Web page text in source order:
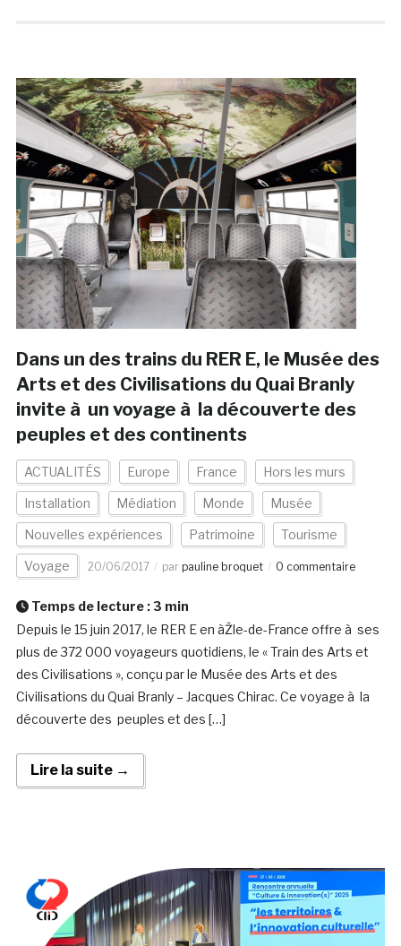
Dans un des trains du RER E, le Musée des
Arts et des Civilisations du Quai Branly
invite à un voyage à la découverte des
peuples et des continents
ACTUALITÉS Europe France Hors les murs
Installation Médiation Monde Musée
Nouvelles expériences Patrimoine Tourisme
Voyage 20/06/2017 par pauline broquet 0 commentaire
Temps de lecture : 3 min
Depuis le 15 juin 2017, le RER E en àŽle-de-France offre à ses
plus de 372 000 voyageurs quotidiens, le « Train des Arts et
des Civilisations », conçu par le Musée des Arts et des
Civilisations du Quai Branly – Jacques Chirac. Ce voyage à la
découverte des peuples et des […]
Lire la suite →